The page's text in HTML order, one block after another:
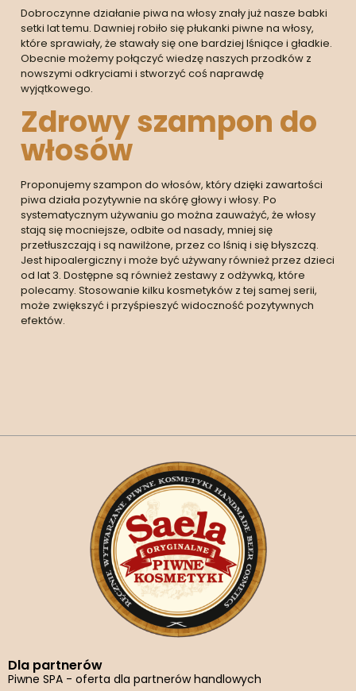
Dobroczynne działanie piwa na włosy znały już nasze babki
setki lat temu. Dawniej robiło się płukanki piwne na włosy,
które sprawiały, że stawały się one bardziej lśniące i gładkie.
Obecnie możemy połączyć wiedzę naszych przodków z
nowszymi odkryciami i stworzyć coś naprawdę
wyjątkowego.
Zdrowy szampon do
włosów
Proponujemy szampon do włosów, który dzięki zawartości
piwa działa pozytywnie na skórę głowy i włosy. Po
systematycznym używaniu go można zauważyć, że włosy
stają się mocniejsze, odbite od nasady, mniej się
przetłuszczają i są nawilżone, przez co lśnią i się błyszczą.
Jest hipoalergiczny i może być używany również przez dzieci
od lat 3. Dostępne są również zestawy z odżywką, które
polecamy. Stosowanie kilku kosmetyków z tej samej serii,
może zwiększyć i przyśpieszyć widoczność pozytywnych
efektów.
Dla partnerów
Piwne SPA - oferta dla partnerów handlowych